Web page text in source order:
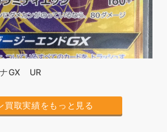
ナGX UR
買取実績をもっと見る